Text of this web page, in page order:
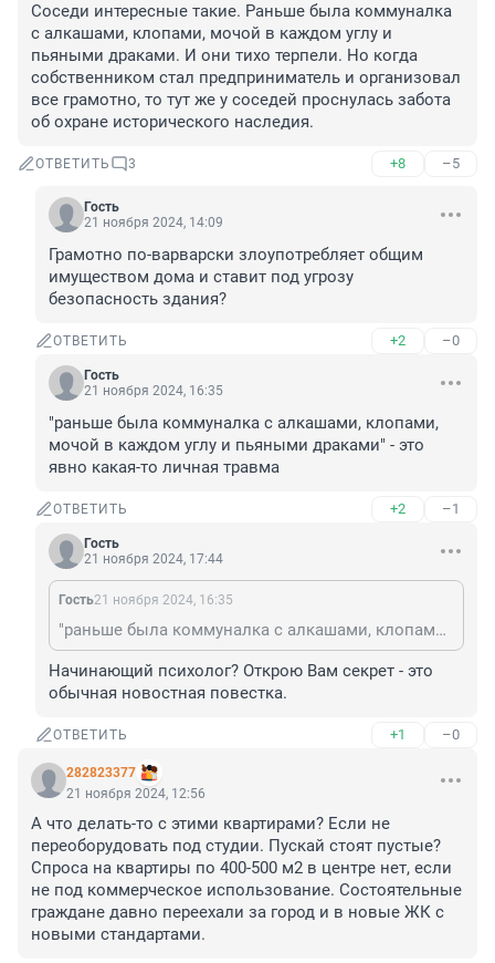
Соседи интересные такие. Раньше была коммуналка
с алкашами, клопами, мочой в каждом углу и
пьяными драками. И они тихо терпели. Но когда
собственником стал предприниматель и организовал
все грамотно, то тут же у соседей проснулась забота
об охране исторического наследия.
ОТВЕТИТЬ 3 +8 –5
Гость
21 ноября 2024, 14:09
Грамотно по-варварски злоупотребляет общим
имуществом дома и ставит под угрозу
безопасность здания?
ОТВЕТИТЬ +2 –0
Гость
21 ноября 2024, 16:35
"раньше была коммуналка с алкашами, клопами,
мочой в каждом углу и пьяными драками" - это
явно какая-то личная травма
ОТВЕТИТЬ +2 –1
Гость
21 ноября 2024, 17:44
Гость21 ноября 2024, 16:35
"раньше была коммуналка с алкашами, клопами, мочой в каждом углу и пьяными драками" - это явно какая-то личная травма
Начинающий психолог? Открою Вам секрет - это
обычная новостная повестка.
ОТВЕТИТЬ +1 –0
282823377
21 ноября 2024, 12:56
А что делать-то с этими квартирами? Если не
переоборудовать под студии. Пускай стоят пустые?
Спроса на квартиры по 400-500 м2 в центре нет, если
не под коммерческое использование. Состоятельные
граждане давно переехали за город и в новые ЖК с
новыми стандартами.